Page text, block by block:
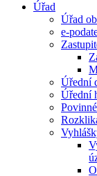
Úřad
Úřad
e-
Úřední
Úřední